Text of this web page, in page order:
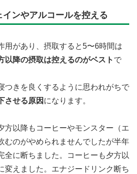
ンやアルコールを控える
用があり、摂取すると5〜6時間は
以降の摂取は控えるのがベスト で
つきを良くするように思われがちで
させる原因 になります。
方以降もコーヒーやモンスター（エ
むのがやめられませんでしたが半年
全に断ちました。コーヒーも夕方以
変えました。エナジードリンク断ち